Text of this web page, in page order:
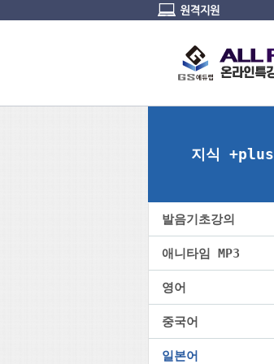
지식 +plus
발음기초강의
애니타임 MP3
영어
중국어
일본어